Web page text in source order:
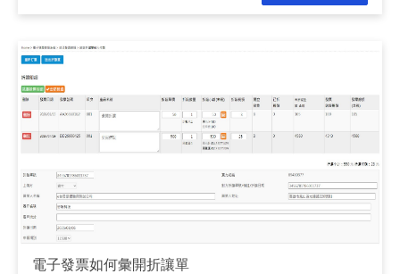
電子發票如何彙開折讓單